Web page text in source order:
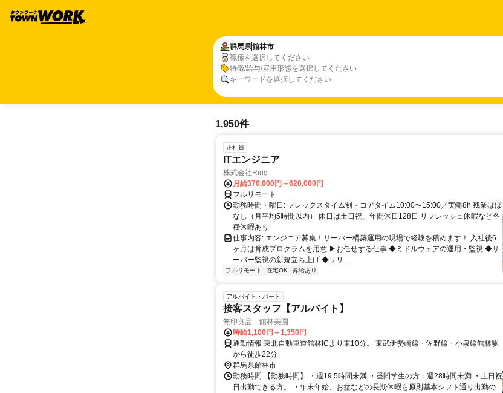
群馬県館林市
職種を選択してください
特徴/給与/雇用形態を選択してください
キーワードを選択してください
1,950件
正社員
ITエンジニア
株式会社Ring
月給370,000円～620,000円
フルリモート
勤務時間・曜日: フレックスタイム制・コアタイム10:00〜15:00／実働8h 残業ほぼ
なし（月平均5時間以内） 休日は土日祝、年間休日128日 リフレッシュ休暇など各
種休暇あり
仕事内容: エンジニア募集！サーバー構築運用の現場で経験を積めます！ 入社後6
ヶ月は育成プログラムを用意 ▶お任せする仕事 ◆ミドルウェアの運用・監視 ◆サ
ーバー監視の新規立ち上げ ◆リリ...
フルリモート 在宅OK 昇給あり
アルバイト・パート
接客スタッフ【アルバイト】
無印良品 館林美園
時給1,100円～1,350円
通勤情報 東北自動車道館林ICより車10分。 東武伊勢崎線・佐野線・小泉線館林駅
から徒歩22分
群馬県館林市
勤務時間 【勤務時間】 ・週19.5時間未満 ・昼間学生の方：週28時間未満 ・土日祝
日出勤できる方。 ・年末年始、お盆などの長期休暇も原則基本シフト通り出勤の